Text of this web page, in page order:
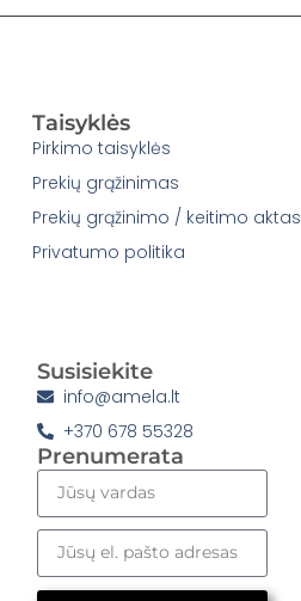
Taisyklės
Pirkimo taisyklės
Prekių grąžinimas
Prekių grąžinimo / keitimo aktas
Privatumo politika
Susisiekite
info@amela.lt
+370 678 55328
Prenumerata